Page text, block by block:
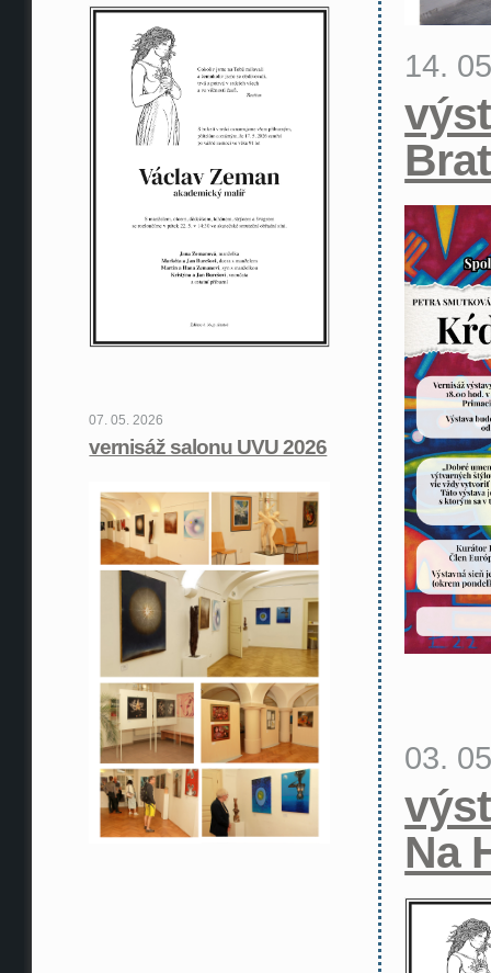
07. 05. 2026
vernisáž salonu UVU 2026
14.
03.
Na